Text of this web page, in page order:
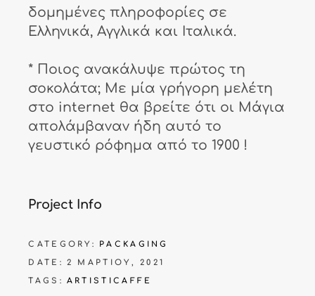
δομημένες πληροφορίες σε
Ελληνικά, Αγγλικά και Ιταλικά.
* Ποιος ανακάλυψε πρώτος τη
σοκολάτα; Με μία γρήγορη μελέτη
στο internet θα βρείτε ότι οι Μάγια
απολάμβαναν ήδη αυτό το
γευστικό ρόφημα από το 1900 !
Project Info
CATEGORY:
PACKAGING
DATE:
2 ΜΑΡΤΊΟΥ, 2021
TAGS:
ΑRTISTICAFFE